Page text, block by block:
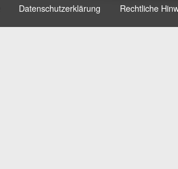
Datenschutzerklärung Rechtliche